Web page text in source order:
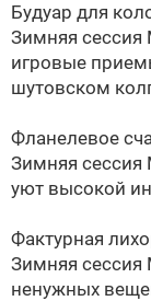
Будуар для
Зимняя сессия
игровые
шутовском
Фланелевое
Зимняя сессия
уют высокой
Фактурная
Зимняя сессия
ненужных